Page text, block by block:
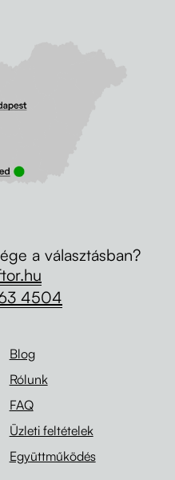
Blog
Rólunk
FAQ
Üzleti feltételek
Együttműködés
a választásban?
4504